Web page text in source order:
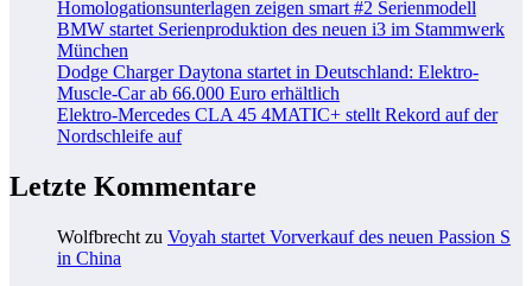
Homologationsunterlagen zeigen smart #2 Serienmodell
BMW startet Serienproduktion des neuen i3 im Stammwerk
München
Dodge Charger Daytona startet in Deutschland: Elektro-
Muscle-Car ab 66.000 Euro erhältlich
Elektro-Mercedes CLA 45 4MATIC+ stellt Rekord auf der
Nordschleife auf
Letzte Kommentare
Wolfbrecht zu Voyah startet Vorverkauf des neuen Passion S
in China